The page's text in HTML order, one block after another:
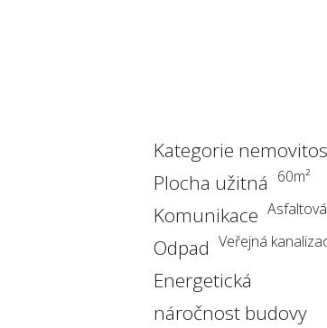
Kategorie
Plocha užitná m²
60
Komunikace Asfaltová
Odpad Veřejná
Energetická
náročnost budovy